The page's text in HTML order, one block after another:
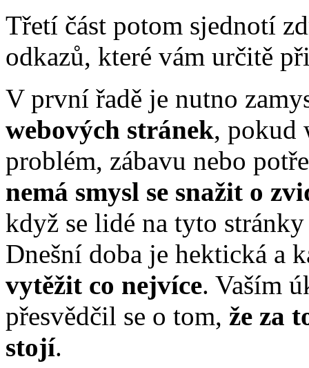
Třetí část potom sjednotí
odkazů, které vám určitě
V první řadě je nutno
webových stránek, pokud
problém, zábavu nebo
nemá smysl se snažit o
když se lidé na tyto
Dnešní doba je hektická a
vytěžit co nejvíce. Vaším
přesvědčil se o tom, že za
stojí.